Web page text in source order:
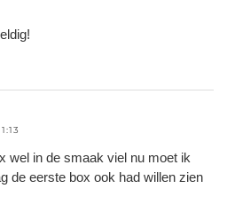
wel in de smaak viel nu moet ik
de eerste box ook had willen zien